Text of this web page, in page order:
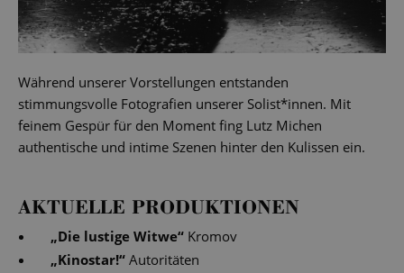
Während unserer Vorstellungen entstanden
stimmungsvolle Fotografien unserer Solist*innen. Mit
feinem Gespür für den Moment fing Lutz Michen
authentische und intime Szenen hinter den Kulissen ein.
AKTUELLE PRODUKTIONEN
„Die lustige Witwe“ Kromov
„Kinostar!“ Autoritäten